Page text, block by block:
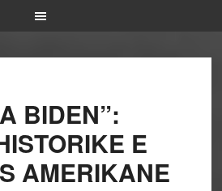
BIDEN”:
E
AMERIKANE